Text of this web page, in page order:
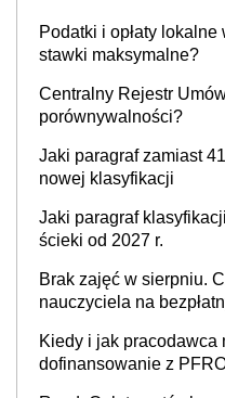
Podatki i opłaty
stawki maksymalne?
Centralny Rejestr
porównywalności?
Jaki paragraf zamiast
nowej klasyfikacji
Jaki paragraf
ścieki od 2027 r.
Brak zajęć w sierpniu.
nauczyciela na
Kiedy i jak pracodawca
dofinansowanie z